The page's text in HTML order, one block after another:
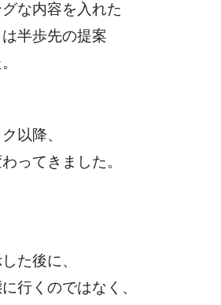
な内容を入れた
半歩先の提案
以降、
ってきました。
た後に、
行くのではなく、